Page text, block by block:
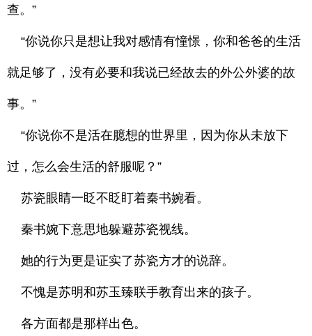
查。”
“你说你只是想让我对感情有憧憬，你和爸爸的生活
就足够了，没有必要和我说已经故去的外公外婆的故
事。”
“你说你不是活在臆想的世界里，因为你从未放下
过，怎么会生活的舒服呢？”
苏瓷眼睛一眨不眨盯着秦书婉看。
秦书婉下意思地躲避苏瓷视线。
她的行为更是证实了苏瓷方才的说辞。
不愧是苏明和苏玉臻联手教育出来的孩子。
各方面都是那样出色。